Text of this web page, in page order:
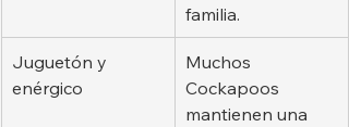
familia.
Juguetón y
enérgico
Muchos
Cockapoos
mantienen una